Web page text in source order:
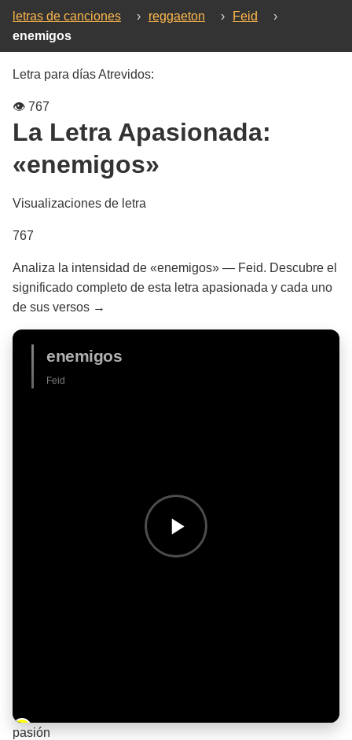
letras de canciones › reggaeton › Feid
›
enemigos
Letra para días Atrevidos:
👁️ 767
La Letra Apasionada:
«enemigos»
Visualizaciones de letra
767
Analiza la intensidad de «enemigos» — Feid. Descubre el
significado completo de esta letra apasionada y cada uno
de sus versos →
enemigos
Feid
Barra de progreso de la reproducción
pasión